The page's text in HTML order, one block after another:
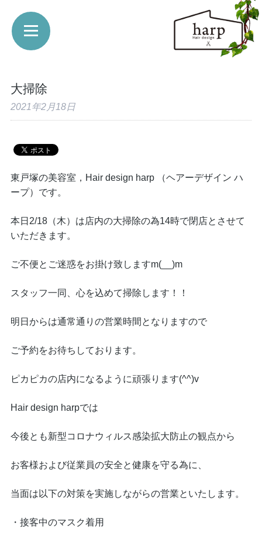
大掃除
2021年2月18日
東戸塚の美容室，Hair design harp （ヘアーデザイン ハ
ープ）です。
本日2/18（木）は店内の大掃除の為14時で閉店とさせて
いただきます。
ご不便とご迷惑をお掛け致しますm(__)m
スタッフ一同、心を込めて掃除します！！
明日からは通常通りの営業時間となりますので
ご予約をお待ちしております。
ピカピカの店内になるように頑張ります(^^)v
Hair design harpでは
今後とも新型コロナウィルス感染拡大防止の観点から
お客様および従業員の安全と健康を守る為に、
当面は以下の対策を実施しながらの営業といたします。
・接客中のマスク着用